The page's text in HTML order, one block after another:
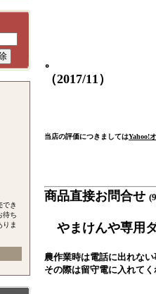
でき
待ち
りま
。
（2017/11）
当店の評価につきましてはYahoo!
商品直接お問合せ
やまけんや専用
農作業時は電話に出れない
その際は留守電に入れて